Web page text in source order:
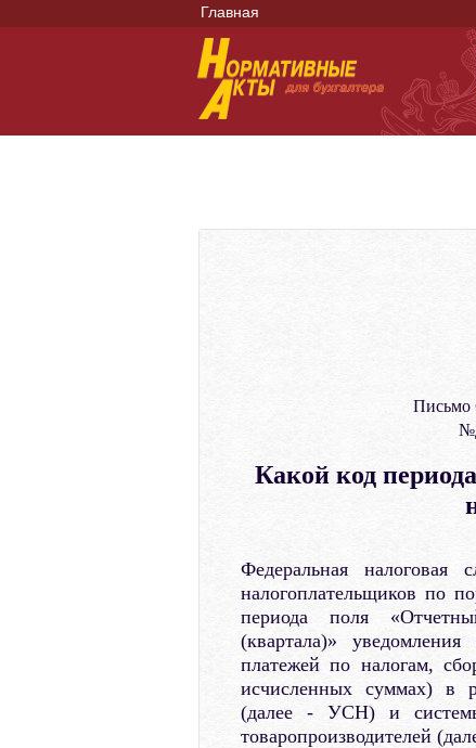
Главная
Письмо
Какой код
Федеральная
налогоплательщиков по
периода поля
(квартала)»
платежей по налогам,
исчисленных суммах) в
(далее - УСН) и системы
товаропроизводителей